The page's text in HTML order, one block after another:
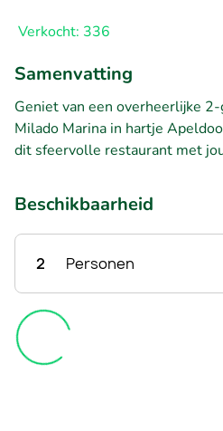
Verkocht: 336
Samenvatting
Geniet van een overheerlijke
Milado Marina in hartje
dit sfeervolle restaurant met
Beschikbaarheid
2 Personen